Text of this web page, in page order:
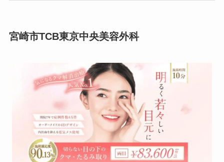
宮崎市TCB東京中央美容外科